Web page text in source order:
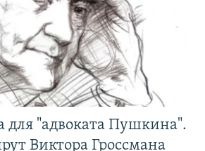
для "адвоката Пушкина".
Виктора Гроссмана